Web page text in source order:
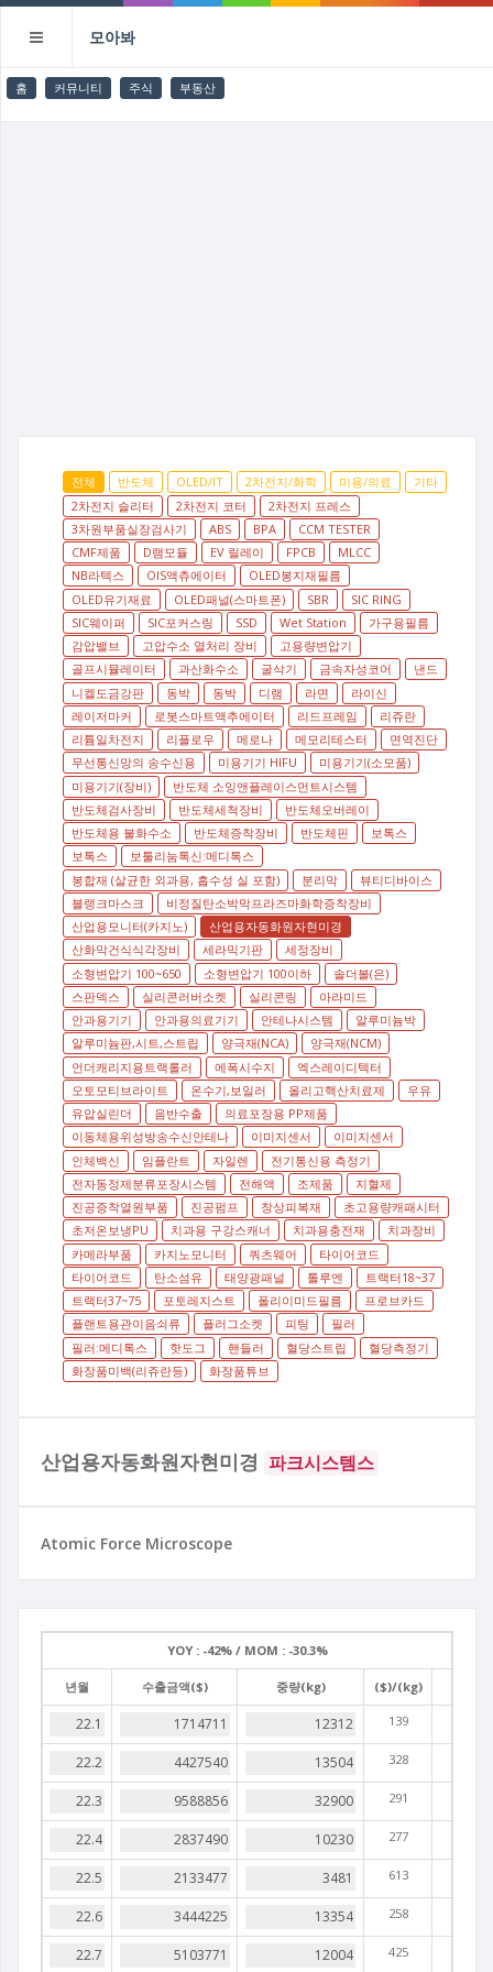
모아봐
홈 커뮤니티 주식 부동산
전체 반도체 OLED/IT 2차전지/화학 미용/의료
기타
2차전지 슬리터
2차전지 코터
2차전지 프레스
3차원부품실장검사기
ABS BPA
CCM TESTER
CMF제품
D램모듈 EV 릴레이 FPCB
MLCC
NB라텍스
OIS액츄에이터
OLED봉지재필름
OLED유기재료
OLED패널(스마트폰) SBR
SIC RING
SIC웨이퍼
SIC포커스링 SSD Wet Station
가구용필름
감압밸브
고압수소 열처리 장비
고용량변압기
골프시뮬레이터
과산화수소 굴삭기 금속자성코어
낸드
니켈도금강판
동박 동박 디램 라면
라이신
레이저마커
로봇스마트액추에이터 리드프레임
리쥬란
리튬일차전지
리플로우 메로나 메모리테스터
면역진단
무선통신망의 송수신용
미용기기 HIFU
미용기기(소모품)
미용기기(장비)
반도체 소잉앤플레이스먼트시스템
반도체검사장비
반도체세척장비
반도체오버레이
반도체용 불화수소
반도체증착장비 반도체핀
보톡스
보톡스
보툴리눔톡신:메디톡스
봉합재 (살균한 외과용, 흡수성 실 포함)
분리막
뷰티디바이스
블랭크마스크
비정질탄소박막프라즈마화학증착장비
산업용모니터(카지노)
산업용자동화원자현미경
산화막건식식각장비
세라믹기판
세정장비
소형변압기 100~650
소형변압기 100이하
솔더볼(은)
스판덱스
실리콘러버소켓 실리콘링
아라미드
안과용기기
안과용의료기기 안테나시스템
알루미늄박
알루미늄판,시트,스트립
양극재(NCA)
양극재(NCM)
언더캐리지용트랙롤러
에폭시수지
엑스레이디텍터
오토모티브라이트
온수기,보일러 올리고핵산치료제
우유
유압실린더
음반수출
의료포장용 PP제품
이동체용위성방송수신안테나
이미지센서
이미지센서
인체백신
임플란트 자일렌
전기통신용 측정기
전자동정제분류포장시스템
전해액 조제품
지혈제
진공증착열원부품
진공펌프 창상피복재
초고용량캐패시터
초저온보냉PU
치과용 구강스캐너 치과용충전재
치과장비
카메라부품
카지노모니터 쿼츠웨어
타이어코드
타이어코드
탄소섬유 태양광패널 톨루엔
트랙터18~37
트랙터37~75
포토레지스트 폴리이미드필름
프로브카드
플랜트용관이음쇠류
플러그소켓 피팅
필러
필러:메디톡스
핫도그 핸들러 혈당스트립
혈당측정기
화장품미백(리쥬란등)
화장품튜브
산업용자동화원자현미경 파크시스템스
Atomic Force Microscope
YOY :-42% / MOM :-30.3%
년월 수출금액($) 중량(kg) ($)/(kg)
139
328
291
277
613
258
425